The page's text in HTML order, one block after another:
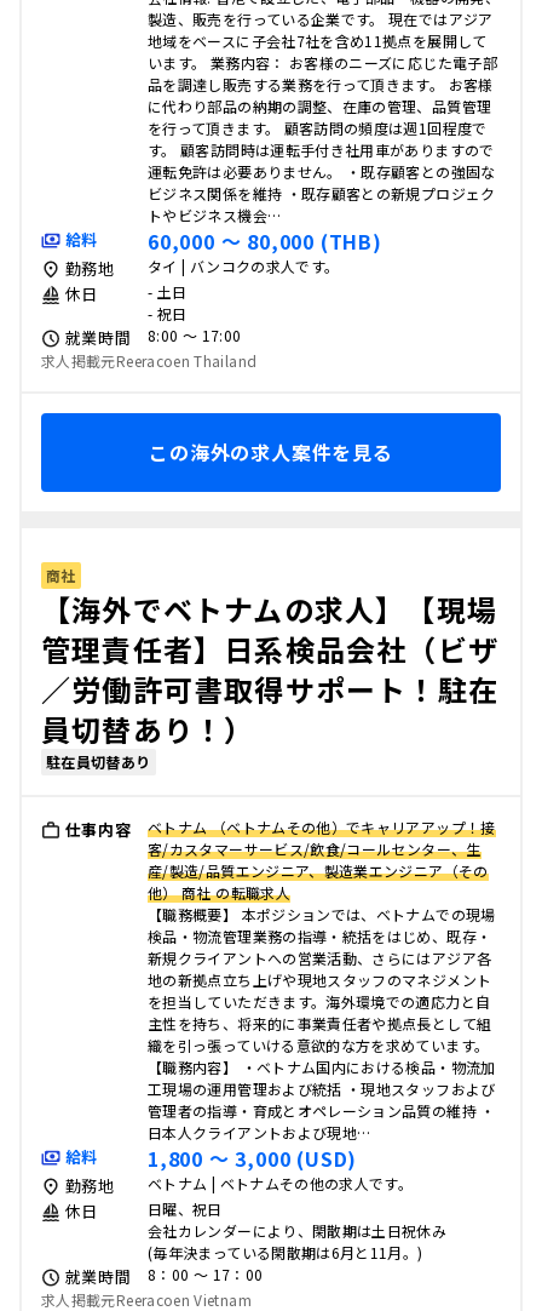
製造、販売を行っている企業です。 現在ではアジア
地域をベースに子会社7社を含め11拠点を展開して
います。 業務内容： お客様のニーズに応じた電子部
品を調達し販売する業務を行って頂きます。 お客様
に代わり部品の納期の調整、在庫の管理、品質管理
を行って頂きます。 顧客訪問の頻度は週1回程度で
す。 顧客訪問時は運転手付き社用車がありますので
運転免許は必要ありません。 ・既存顧客との強固な
ビジネス関係を維持 ・既存顧客との新規プロジェク
トやビジネス機会…
給料 60,000 〜 80,000 (THB)
勤務地 タイ | バンコクの求人です。
休日
- 土日
- 祝日
就業時間
8:00 〜 17:00
求人掲載元Reeracoen Thailand
この海外の求人案件を見る
商社
【海外でベトナムの求人】【現場
管理責任者】日系検品会社（ビザ
／労働許可書取得サポート！駐在
員切替あり！）
駐在員切替あり
仕事内容
ベトナム （ベトナムその他）でキャリアアップ！接
客/カスタマーサービス/飲食/コールセンター、生
産/製造/品質エンジニア、製造業エンジニア（その
他） 商社 の転職求人
【職務概要】 本ポジションでは、ベトナムでの現場
検品・物流管理業務の指導・統括をはじめ、既存・
新規クライアントへの営業活動、さらにはアジア各
地の新拠点立ち上げや現地スタッフのマネジメント
を担当していただきます。海外環境での適応力と自
主性を持ち、将来的に事業責任者や拠点長として組
織を引っ張っていける意欲的な方を求めています。
【職務内容】 ・ベトナム国内における検品・物流加
工現場の運用管理および統括 ・現地スタッフおよび
管理者の指導・育成とオペレーション品質の維持 ・
日本人クライアントおよび現地…
給料 1,800 〜 3,000 (USD)
勤務地 ベトナム | ベトナムその他の求人です。
休日
日曜、祝日
会社カレンダーにより、閑散期は土日祝休み
(毎年決まっている閑散期は6月と11月。)
就業時間
8：00 〜 17：00
求人掲載元Reeracoen Vietnam